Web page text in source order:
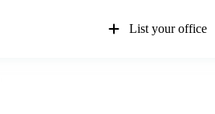
List your office